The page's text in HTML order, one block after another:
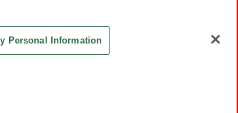
Personal Information